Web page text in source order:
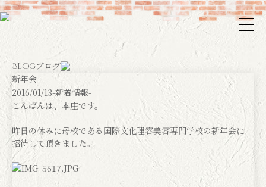
Blogブログ
新年会
2016/01/13-新着情報-
こんばんは、本庄です。
昨日の休みに母校である国際文化理容美容専門学校の新年会に
招待して頂きました。